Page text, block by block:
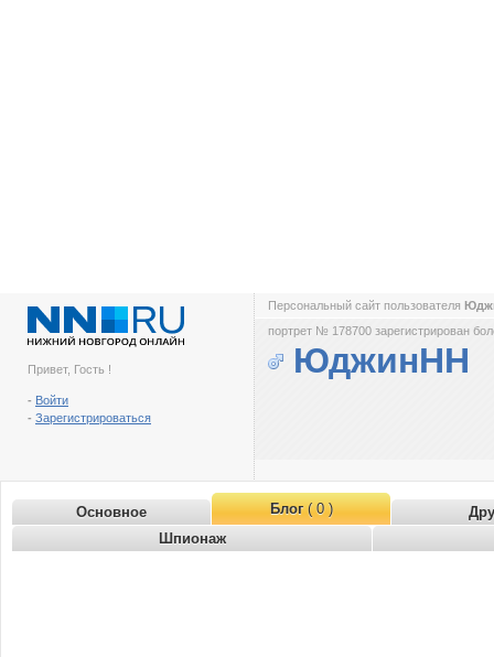
Привет, Гость !
- Войти
- Зарегистрироваться
Персональный сайт пользователя
портрет № 178700 зарегистрирован
ЮджинНН
Основное Блог( 0 )
Шпионаж